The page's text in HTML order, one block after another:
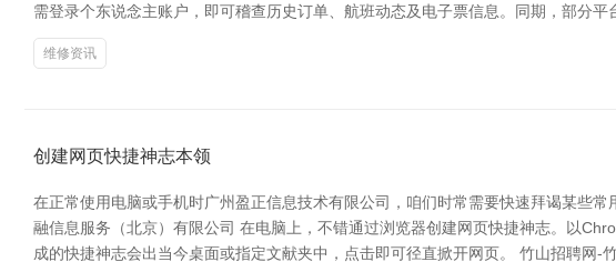
需登录个东说念主账户，即可稽查历史订单、航班动态及电子票信息。同期，部分
维修资讯
创建网页快捷神志本领
在正常使用电脑或手机时广州盈正信息技术有限公司，咱们时常需要快速拜谒某些
融信息服务（北京）有限公司 在电脑上，不错通过浏览器创建网页快捷神志。以
成的快捷神志会出当今桌面或指定文献夹中，点击即可径直掀开网页。 竹山招聘网-